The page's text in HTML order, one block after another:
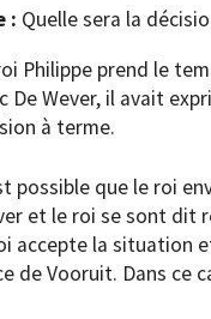
: Quelle sera la
Philippe prend le
De Wever, il avait
à terme.
possible que le roi
et le roi se sont dit
accepte la situation
de Vooruit. Dans ce